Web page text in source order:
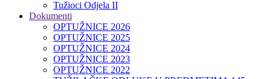
Tužioci Odjela II
Dokumenti
OPTUŽNICE 2026
OPTUŽNICE 2025
OPTUŽNICE 2024
OPTUŽNICE 2023
OPTUŽNICE 2022